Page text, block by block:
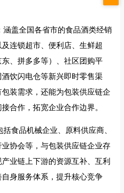
盖全国各省市的食品酒类经销
连锁超市、便利店、生鲜超
、拼多多等）、社区团购平
饮闪电仓等新兴即时零售渠
装需求，还能为包装供应链企
合作，拓宽企业合作边界。
食品机械企业、原料供应商、
协会等，与包装供应链企业存
业链上下游的资源互补、互利
身服务体系，提升核心竞争